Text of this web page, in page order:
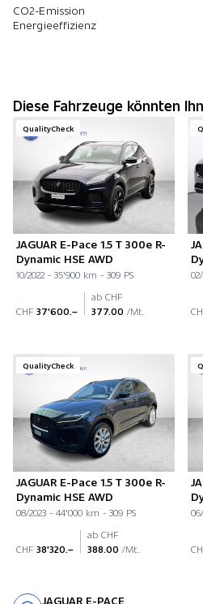
CO2-Emission
Energieeffizienz
Diese Fahrzeuge könnten
QualityCheck
JAGUAR E-Pace 1.5 T 300e R-
Dynamic HSE AWD
10/2022 - 35'900 km - 309 PS
CHF 37'600.–
ab CHF
377.00 /Mt.
QualityCheck
JAGUAR E-Pace 1.5 T 300e R-
Dynamic HSE AWD
08/2023 - 44'000 km - 309 PS
CHF 38'320.–
ab CHF
388.00 /Mt.
JAGUAR E-PACE